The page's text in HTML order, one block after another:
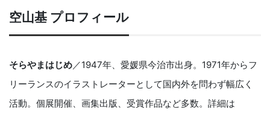
空山基 プロフィール
そらやまはじめ／1947年、愛媛県今治市出身。1971年からフ
リーランスのイラストレーターとして国内外を問わず幅広く
活動。個展開催、画集出版、受賞作品など多数。詳細は